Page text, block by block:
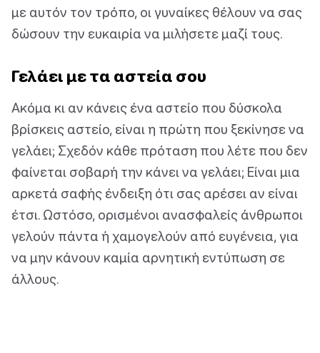
με αυτόν τον τρόπο, οι γυναίκες θέλουν να σας
δώσουν την ευκαιρία να μιλήσετε μαζί τους.
Γελάει με τα αστεία σου
Ακόμα κι αν κάνεις ένα αστείο που δύσκολα
βρίσκεις αστείο, είναι η πρώτη που ξεκίνησε να
γελάει; Σχεδόν κάθε πρόταση που λέτε που δεν
φαίνεται σοβαρή την κάνει να γελάει; Είναι μια
αρκετά σαφής ένδειξη ότι σας αρέσει αν είναι
έτσι. Ωστόσο, ορισμένοι ανασφαλείς άνθρωποι
γελούν πάντα ή χαμογελούν από ευγένεια, για
να μην κάνουν καμία αρνητική εντύπωση σε
άλλους.